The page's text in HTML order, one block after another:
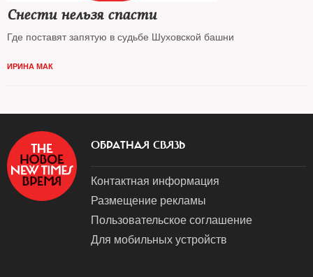
Снести нельзя спасти
Где поставят запятую в судьбе Шуховской башни
ИРИНА МАК
ОБРАТНАЯ СВЯЗЬ
Контактная информация
Размещение рекламы
Пользовательское соглашение
Для мобильных устройств